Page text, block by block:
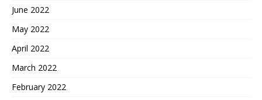
June 2022
May 2022
April 2022
March 2022
February 2022